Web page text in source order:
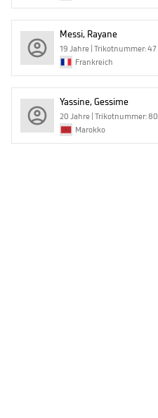
Messi, Rayane
19 Jahre | Trikotnummer: 47
Frankreich
Yassine, Gessime
20 Jahre | Trikotnummer: 80
Marokko